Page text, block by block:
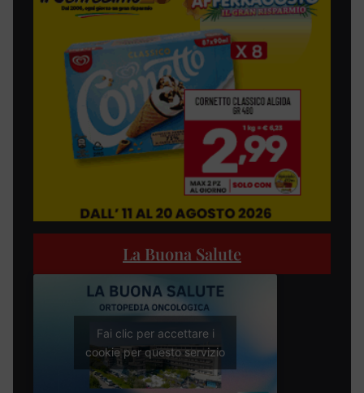
La Buona Salute
Fai clic per accettare i
cookie per questo servizio